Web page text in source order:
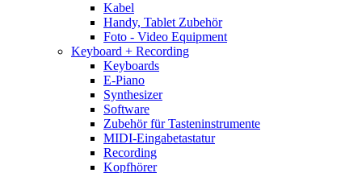
Kabel
Handy, Tablet Zubehör
Foto - Video Equipment
Keyboard + Recording
Keyboards
E-Piano
Synthesizer
Software
Zubehör für Tasteninstrumente
MIDI-Eingabetastatur
Recording
Kopfhörer